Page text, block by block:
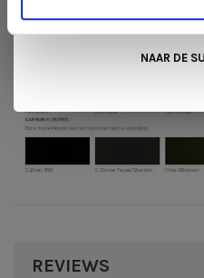
REVIEWS
. De koffie of
NAAR DE